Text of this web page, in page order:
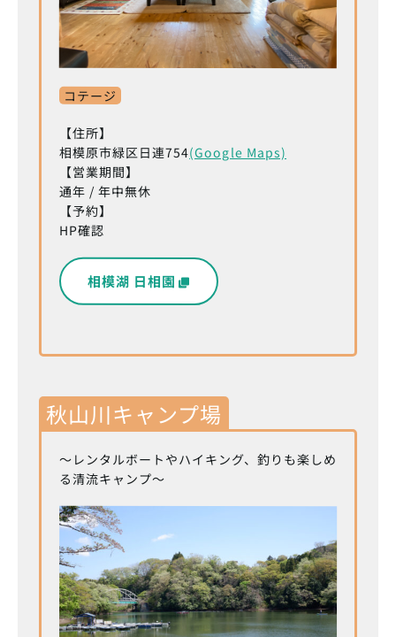
コテージ
【住所】
相模原市緑区日連754(Google Maps)
【営業期間】
通年 / 年中無休
【予約】
HP確認
相模湖 日相園
秋山川キャンプ場
～レンタルボートやハイキング、釣りも楽しめ
る清流キャンプ～